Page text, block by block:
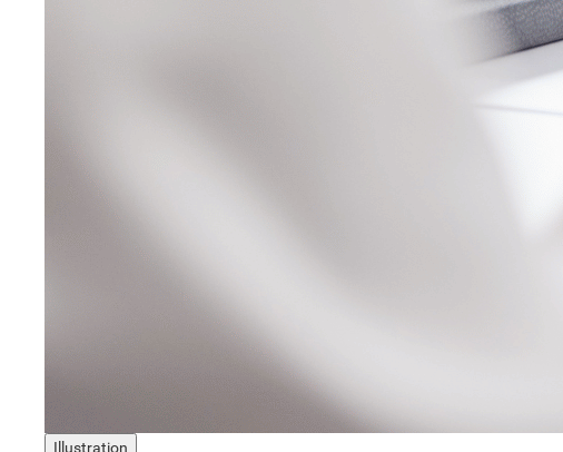
Illustration